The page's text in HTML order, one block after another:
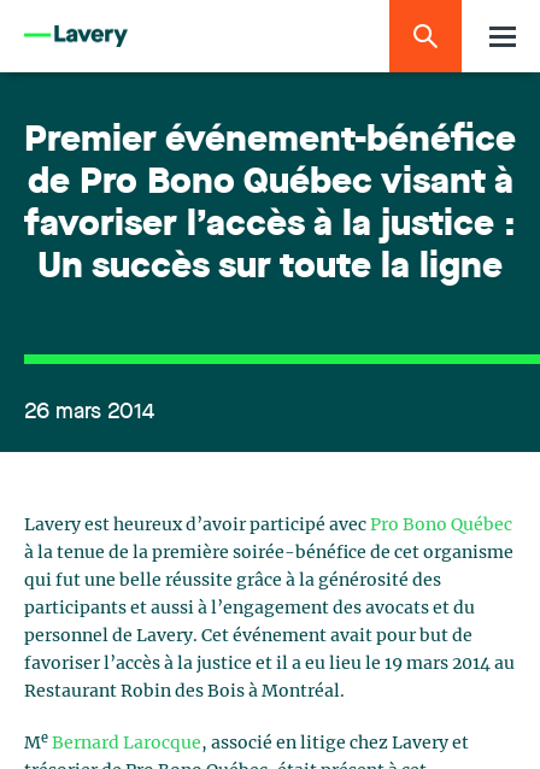
Premier événement-bénéfice
de Pro Bono Québec visant à
favoriser l’accès à la justice :
Un succès sur toute la ligne
26 mars 2014
Lavery est heureux d’avoir participé avec Pro Bono Québec
à la tenue de la première soirée-bénéfice de cet organisme
qui fut une belle réussite grâce à la générosité des
participants et aussi à l’engagement des avocats et du
personnel de Lavery. Cet événement avait pour but de
favoriser l’accès à la justice et il a eu lieu le 19 mars 2014 au
Restaurant Robin des Bois à Montréal.
Me Bernard Larocque, associé en litige chez Lavery et